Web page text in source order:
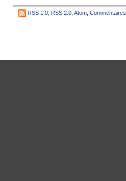
RSS 1.0 RSS 2.0 Atom Commentaires